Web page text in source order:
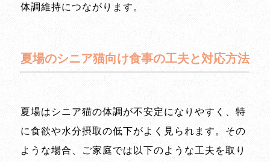
体調維持につながります。
夏場のシニア猫向け食事の工夫と対応方法
夏場はシニア猫の体調が不安定になりやすく、特
に食欲や水分摂取の低下がよく見られます。その
ような場合、ご家庭では以下のような工夫を取り